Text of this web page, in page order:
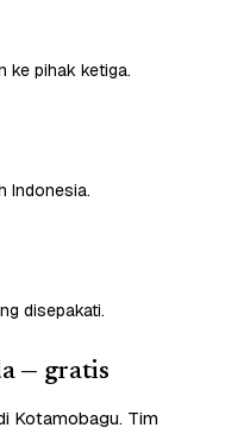
ke pihak ketiga.
Indonesia.
disepakati.
— gratis
Kotamobagu. Tim